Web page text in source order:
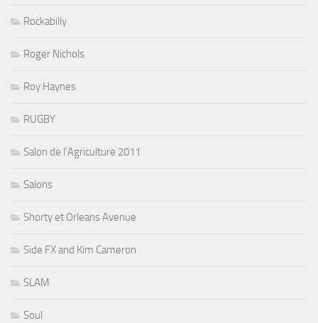
Rockabilly
Roger Nichols
Roy Haynes
RUGBY
Salon de l'Agriculture 2011
Salons
Shorty et Orleans Avenue
Side FX and Kim Cameron
SLAM
Soul